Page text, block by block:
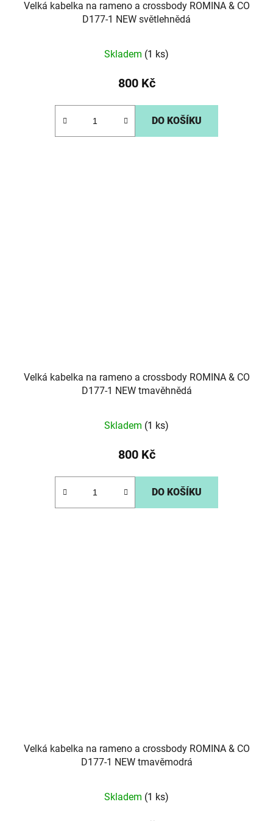
Velká kabelka na rameno a crossbody ROMINA & CO
D177-1 NEW světlehnědá
Skladem (1 ks)
800 Kč
DO KOŠÍKU
Velká kabelka na rameno a crossbody ROMINA & CO
D177-1 NEW tmavěhnědá
Skladem (1 ks)
800 Kč
DO KOŠÍKU
Velká kabelka na rameno a crossbody ROMINA & CO
D177-1 NEW tmavěmodrá
Skladem (1 ks)